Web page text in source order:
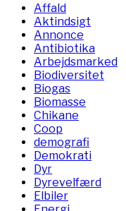
Affald
Aktindsigt
Annonce
Antibiotika
Arbejdsmarked
Biodiversitet
Biogas
Biomasse
Chikane
Coop
demografi
Demokrati
Dyr
Dyrevelfærd
Elbiler